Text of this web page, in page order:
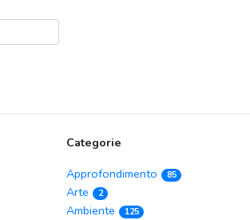
Categorie
Approfondimento
85
Arte 2
Ambiente 125